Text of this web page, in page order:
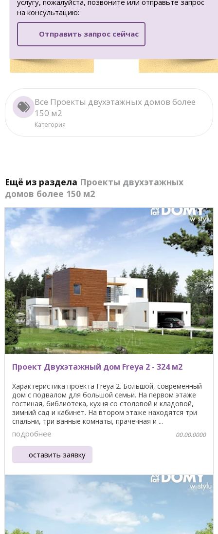
услугу, пожалуйста, позвоните или отправьте запрос
на консультацию:
Отправить запрос сейчас
Все Проекты двухэтажных домов более
150 м2
Категория
Ещё из раздела Проекты двухэтажных
домов более 150 м2
Проект Двухэтажный дом Freya 2 - 324 м2
Характеристика проекта Freya 2. Большой, современный
дом с подвалом для большой семьи. На первом этаже
гостиная, библиотека, кухня со столовой и кладовой,
зимний сад и кабинет. На втором этаже находятся три
спальни, три ванные комнаты, прачечная и ...
подробнее 00.00.0000
оставить заявку